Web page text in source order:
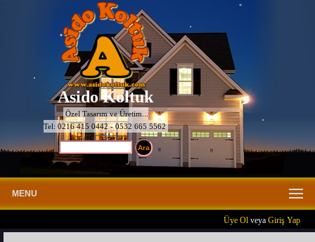
Asido Koltuk
Özel Tasarım ve Üretim...
Tel: 0216 415 0442 - 0532 665 5562
MENU
Üye Ol veya Giriş Yap